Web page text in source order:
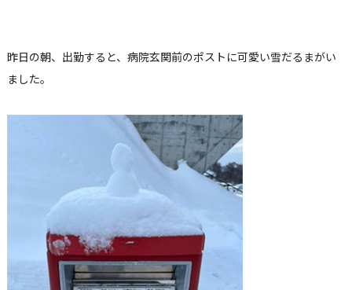
昨日の朝、出勤すると、病院玄関前のポストに可愛い雪だるまがい
ました。